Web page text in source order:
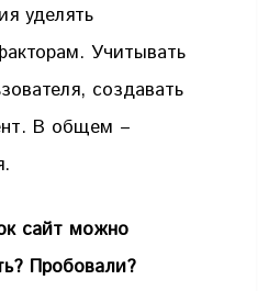
уделять
Учитывать
создавать
В общем –
сайт можно
Пробовали?